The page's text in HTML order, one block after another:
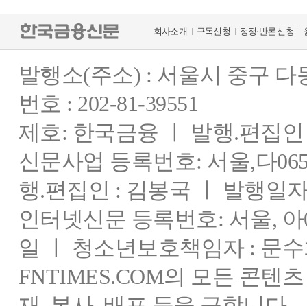
회사소개 구독신청 정정·반론 신청
발행소(주소) : 서울시 중구
번호 : 202-81-39551
제호: 한국금융 ㅣ 발행.편집
신문사업 등록번호: 서울,다
행.편집인 : 김봉국 ㅣ 발행일
인터넷신문 등록번호: 서울,
일 ㅣ 청소년보호책임자 : 문
FNTIMES.COM의 모든 콘텐